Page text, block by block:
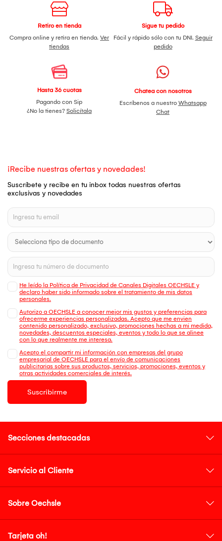
Retiro en tienda
Compra online y retira en tienda. Ver
tiendas
Sigue tu pedido
Fácil y rápido sólo con tu DNI. Seguir
pedido
Hasta 36 cuotas
Pagando con Sip
¿No la tienes? Solicítala
Chatea con nosotros
Escríbenos a nuestro Whatsapp
Chat
¡Recibe nuestras ofertas y novedades!
Suscríbete y recibe en tu inbox todas nuestras ofertas
exclusivas y novedades
He leído la Política de Privacidad de Canales Digitales OECHSLE y
declaro haber sido informado sobre el tratamiento de mis datos
personales.
Autorizo a OECHSLE a conocer mejor mis gustos y preferencias para
ofrecerme experiencias personalizadas. Acepto que me envien
contenido personalizado, exclusivo, promociones hechas a mi medida,
novedades, descuentos especiales, eventos y todo lo que se alinee
con lo que realmente me interesa.
Acepto el compartir mi información con empresas del grupo
empresarial de OECHSLE para el envío de comunicaciones
publicitarias sobre sus productos, servicios, promociones, eventos y
otras actividades comerciales de interés.
Suscribirme
Secciones destacadas
Servicio al Cliente
Sobre Oechsle
Tarjeta oh!